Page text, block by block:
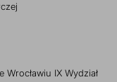
IX Wydział